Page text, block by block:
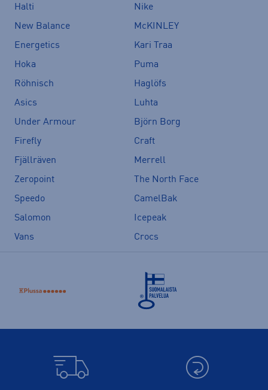
Halti
Nike
New Balance
McKINLEY
Energetics
Kari Traa
Hoka
Puma
Röhnisch
Haglöfs
Asics
Luhta
Under Armour
Björn Borg
Firefly
Craft
Fjällräven
Merrell
Zeropoint
The North Face
Speedo
CamelBak
Salomon
Icepeak
Vans
Crocs